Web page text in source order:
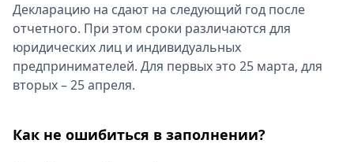
Декларацию на сдают на следующий год после
отчетного. При этом сроки различаются для
юридических лиц и индивидуальных
предпринимателей. Для первых это 25 марта, для
вторых – 25 апреля.
Как не ошибиться в заполнении?